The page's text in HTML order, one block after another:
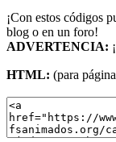
¡Con estos códigos
blog o en un foro!
ADVERTENCIA:
HTML: (para